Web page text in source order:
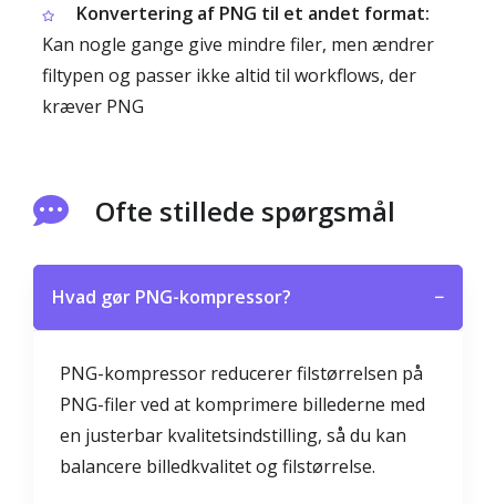
Konvertering af PNG til et andet format:
Kan nogle gange give mindre filer, men ændrer
filtypen og passer ikke altid til workflows, der
kræver PNG
Ofte stillede spørgsmål
Hvad gør PNG-kompressor? −
PNG-kompressor reducerer filstørrelsen på
PNG-filer ved at komprimere billederne med
en justerbar kvalitetsindstilling, så du kan
balancere billedkvalitet og filstørrelse.